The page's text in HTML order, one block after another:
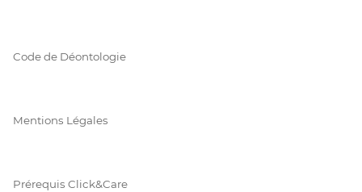
Code de Déontologie
Mentions Légales
Prérequis Click&Care